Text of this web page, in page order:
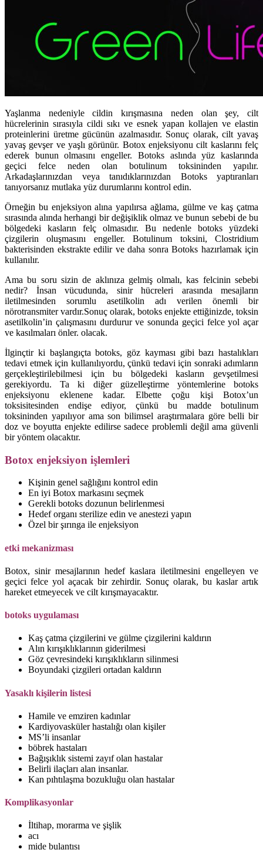
Yaşlanma nedeniyle cildin kırışmasına neden olan şey, cilt
hücrelerinin sırasıyla cildi sıkı ve esnek yapan kollajen ve elastin
proteinlerini üretme gücünün azalmasıdır. Sonuç olarak, cilt yavaş
yavaş gevşer ve yaşlı görünür. Botox enjeksiyonu cilt kaslarını felç
ederek bunun olmasını engeller. Botoks aslında yüz kaslarında
geçici felce neden olan botulinum toksininden yapılır.
Arkadaşlarınızdan veya tanıdıklarınızdan Botoks yaptıranları
tanıyorsanız mutlaka yüz durumlarını kontrol edin.
Örneğin bu enjeksiyon alına yapılırsa ağlama, gülme ve kaş çatma
sırasında alında herhangi bir değişiklik olmaz ve bunun sebebi de bu
bölgedeki kasların felç olmasıdır. Bu nedenle botoks yüzdeki
çizgilerin oluşmasını engeller. Botulinum toksini, Clostridium
bakterisinden ekstrakte edilir ve daha sonra Botoks hazırlamak için
kullanılır.
Ama bu soru sizin de aklınıza gelmiş olmalı, kas felcinin sebebi
nedir? İnsan vücudunda, sinir hücreleri arasında mesajların
iletilmesinden sorumlu asetilkolin adı verilen önemli bir
nörotransmiter vardır.Sonuç olarak, botoks enjekte ettiğinizde, toksin
asetilkolin’in çalışmasını durdurur ve sonunda geçici felce yol açar
ve kasılmaları önler. olacak.
İlginçtir ki başlangıçta botoks, göz kayması gibi bazı hastalıkları
tedavi etmek için kullanılıyordu, çünkü tedavi için sonraki adımların
gerçekleştirilebilmesi için bu bölgedeki kasların gevşetilmesi
gerekiyordu. Ta ki diğer güzelleştirme yöntemlerine botoks
enjeksiyonu eklenene kadar. Elbette çoğu kişi Botox’un
toksisitesinden endişe ediyor, çünkü bu madde botulinum
toksininden yapılıyor ama son bilimsel araştırmalara göre belli bir
doz ve boyutta enjekte edilirse sadece problemli değil ama güvenli
bir yöntem olacaktır.
Botox enjeksiyon işlemleri
Kişinin genel sağlığını kontrol edin
En iyi Botox markasını seçmek
Gerekli botoks dozunun belirlenmesi
Hedef organı sterilize edin ve anestezi yapın
Özel bir şırınga ile enjeksiyon
etki mekanizması
Botox, sinir mesajlarının hedef kaslara iletilmesini engelleyen ve
geçici felce yol açacak bir zehirdir. Sonuç olarak, bu kaslar artık
hareket etmeyecek ve cilt kırışmayacaktır.
botoks uygulaması
Kaş çatma çizgilerini ve gülme çizgilerini kaldırın
Alın kırışıklıklarının giderilmesi
Göz çevresindeki kırışıklıkların silinmesi
Boyundaki çizgileri ortadan kaldırın
Yasaklı kişilerin listesi
Hamile ve emziren kadınlar
Kardiyovasküler hastalığı olan kişiler
MS’li insanlar
böbrek hastaları
Bağışıklık sistemi zayıf olan hastalar
Belirli ilaçları alan insanlar.
Kan pıhtılaşma bozukluğu olan hastalar
Komplikasyonlar
İltihap, morarma ve şişlik
acı
mide bulantısı